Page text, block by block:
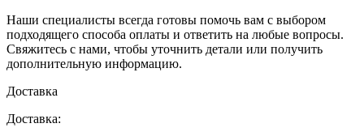
Наши специалисты всегда готовы помочь вам с выбором
подходящего способа оплаты и ответить на любые вопросы.
Свяжитесь с нами, чтобы уточнить детали или получить
дополнительную информацию.
Доставка
Доставка: